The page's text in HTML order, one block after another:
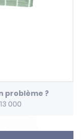
problème ?
000